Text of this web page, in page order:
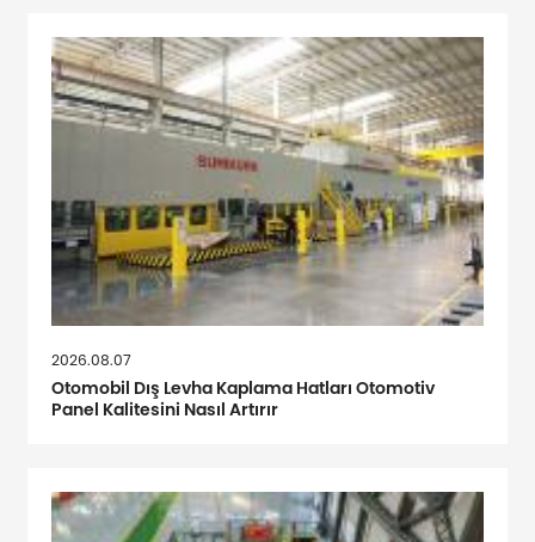
2026.08.07
Otomobil Dış Levha Kaplama Hatları Otomotiv
Panel Kalitesini Nasıl Artırır